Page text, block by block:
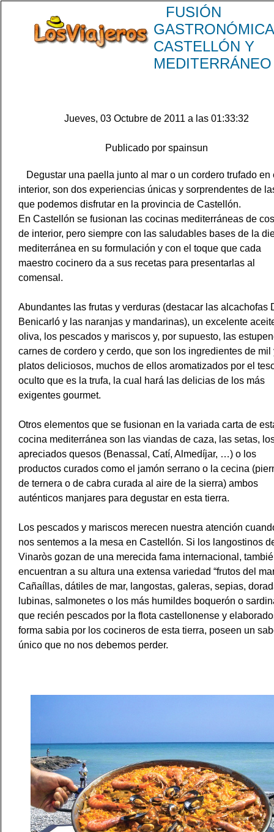
FUSIÓN
CASTELLÓN Y
MEDITERRÁNEO
Jueves, 03 Octubre de 2011 a las 01:33:32
Publicado por spainsun
Degustar una paella junto al mar o un cordero trufado en
interior, son dos experiencias únicas y sorprendentes de
que podemos disfrutar en la provincia de Castellón.
En Castellón se fusionan las cocinas mediterráneas de
de interior, pero siempre con las saludables bases de la
mediterránea en su formulación y con el toque que cada
maestro cocinero da a sus recetas para presentarlas al
comensal.
Abundantes las frutas y verduras (destacar las alcachofas
Benicarló y las naranjas y mandarinas), un excelente
oliva, los pescados y mariscos y, por supuesto, las
carnes de cordero y cerdo, que son los ingredientes de mil
platos deliciosos, muchos de ellos aromatizados por el
oculto que es la trufa, la cual hará las delicias de los más
exigentes gourmet.
Otros elementos que se fusionan en la variada carta de
cocina mediterránea son las viandas de caza, las setas,
apreciados quesos (Benassal, Catí, Almedíjar, …) o los
productos curados como el jamón serrano o la cecina
de ternera o de cabra curada al aire de la sierra) ambos
auténticos manjares para degustar en esta tierra.
Los pescados y mariscos merecen nuestra atención
nos sentemos a la mesa en Castellón. Si los langostinos
Vinaròs gozan de una merecida fama internacional,
encuentran a su altura una extensa variedad “frutos del
Cañaíllas, dátiles de mar, langostas, galeras, sepias,
lubinas, salmonetes o los más humildes boquerón o
que recién pescados por la flota castellonense y
forma sabia por los cocineros de esta tierra, poseen un
único que no nos debemos perder.